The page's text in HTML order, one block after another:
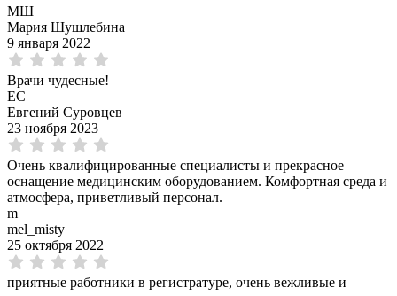
МШ
Мария Шушлебина
9 января 2022
Врачи чудесные!
ЕС
Евгений Суровцев
23 ноября 2023
Очень квалифицированные специалисты и прекрасное
оснащение медицинским оборудованием. Комфортная среда и
атмосфера, приветливый персонал.
m
mel_misty
25 октября 2022
приятные работники в регистратуре, очень вежливые и